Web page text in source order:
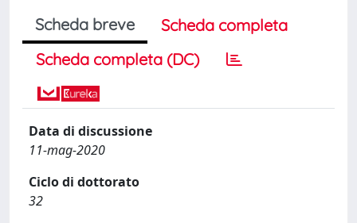
Scheda breve
Scheda completa
Scheda completa (DC)
Data di discussione
11-mag-2020
Ciclo di dottorato
32